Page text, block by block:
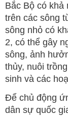
Bắc Bộ có khả
trên các sông
sông nhỏ có
2, có thể gây
sông, ảnh
thủy, nuôi
sinh và các
Để chủ động
dân sự quốc